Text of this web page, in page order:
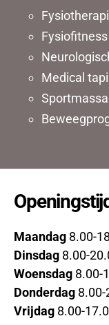
Fysiofitness
Medical
Maandag 8.00-
Dinsdag 8.00-
Woensdag 8.00-
Donderdag
Vrijdag 8.00-